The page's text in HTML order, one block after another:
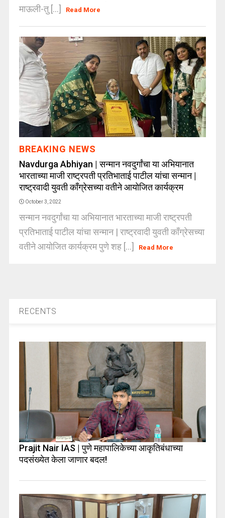
माऊली-तु [...]
Read More
BREAKING NEWS
Navdurga Abhiyan | सन्मान नवदुर्गांचा या अभियानात
भारताच्या माजी राष्ट्रपती प्रतिभाताई पाटील यांचा सन्मान |
राष्ट्रवादी युवती काँग्रेसच्या वतीने आयोजित कार्यक्रम
October 3, 2022
सन्मान नवदुर्गांचा या अभियानात भारताच्या माजी राष्ट्रपती
प्रतिभाताई पाटील यांचा सन्मान | राष्ट्रवादी युवती काँग्रेसच्या
वतीने आयोजित कार्यक्रम पुणे शह [...]
Read More
RECENTS
Prajit Nair IAS | पुणे महापालिकेच्या आकृतिबंधाच्या
पदसंख्येत केला जाणार बदल!